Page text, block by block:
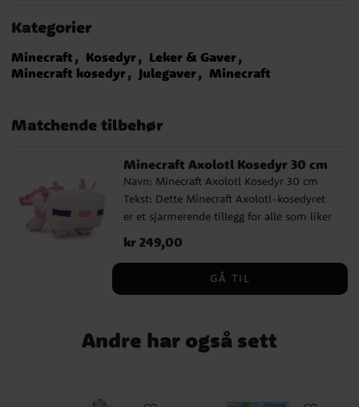
Kategorier
Minecraft Kosedyr
Leker & Gaver
Minecraft kosedyr
Julegaver Minecraft
Matchende tilbehør
Minecraft Axolotl Kosedyr 30 cm
Navn: Minecraft Axolotl Kosedyr 30 cm
Tekst: Dette Minecraft Axolotl-kosedyret
er et sjarmerende tillegg for alle som liker
spillets fargerike og spesielle figurer. Med
sitt velkjente utseende og sine
karakteristiske detaljer blir den raskt en
favoritt blant barn og spillentusiaster som
perfekt som gave til en Minecraft-fan og er
like morsomt å leke med som å ha
Pris:kr 249,00
kr 249,00
GÅ TIL
Andre har også sett